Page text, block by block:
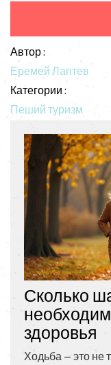
Автор :
Еремей Лаптев
Категории :
Пеший туризм
Сколько
здоровья
Ходьба — это не